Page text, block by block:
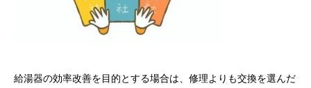
給湯器の効率改善を目的とする場合は、修理よりも交換を選んだ